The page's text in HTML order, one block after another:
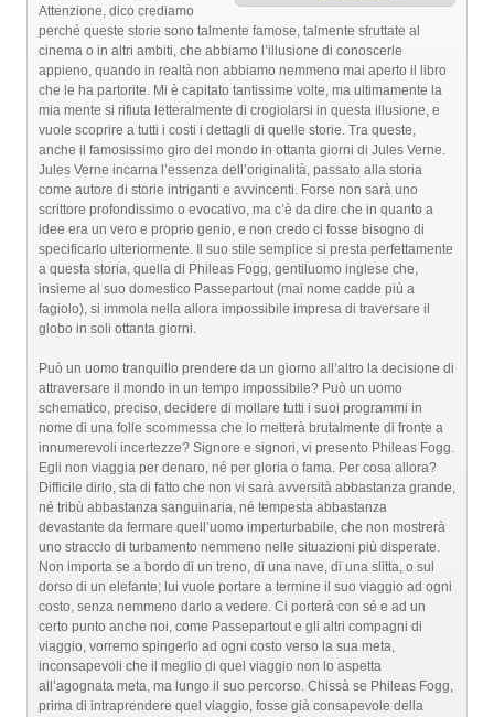
Attenzione, dico crediamo
perché queste storie sono talmente famose, talmente sfruttate al
cinema o in altri ambiti, che abbiamo l’illusione di conoscerle
appieno, quando in realtà non abbiamo nemmeno mai aperto il libro
che le ha partorite. Mi è capitato tantissime volte, ma ultimamente la
mia mente si rifiuta letteralmente di crogiolarsi in questa illusione, e
vuole scoprire a tutti i costi i dettagli di quelle storie. Tra queste,
anche il famosissimo giro del mondo in ottanta giorni di Jules Verne.
Jules Verne incarna l’essenza dell’originalità, passato alla storia
come autore di storie intriganti e avvincenti. Forse non sarà uno
scrittore profondissimo o evocativo, ma c’è da dire che in quanto a
idee era un vero e proprio genio, e non credo ci fosse bisogno di
specificarlo ulteriormente. Il suo stile semplice si presta perfettamente
a questa storia, quella di Phileas Fogg, gentiluomo inglese che,
insieme al suo domestico Passepartout (mai nome cadde più a
fagiolo), si immola nella allora impossibile impresa di traversare il
globo in soli ottanta giorni.
Può un uomo tranquillo prendere da un giorno all’altro la decisione di
attraversare il mondo in un tempo impossibile? Può un uomo
schematico, preciso, decidere di mollare tutti i suoi programmi in
nome di una folle scommessa che lo metterà brutalmente di fronte a
innumerevoli incertezze? Signore e signori, vi presento Phileas Fogg.
Egli non viaggia per denaro, né per gloria o fama. Per cosa allora?
Difficile dirlo, sta di fatto che non vi sarà avversità abbastanza grande,
né tribù abbastanza sanguinaria, né tempesta abbastanza
devastante da fermare quell’uomo imperturbabile, che non mostrerà
uno straccio di turbamento nemmeno nelle situazioni più disperate.
Non importa se a bordo di un treno, di una nave, di una slitta, o sul
dorso di un elefante; lui vuole portare a termine il suo viaggio ad ogni
costo, senza nemmeno darlo a vedere. Ci porterà con sé e ad un
certo punto anche noi, come Passepartout e gli altri compagni di
viaggio, vorremo spingerlo ad ogni costo verso la sua meta,
inconsapevoli che il meglio di quel viaggio non lo aspetta
all’agognata meta, ma lungo il suo percorso. Chissà se Phileas Fogg,
prima di intraprendere quel viaggio, fosse già consapevole della